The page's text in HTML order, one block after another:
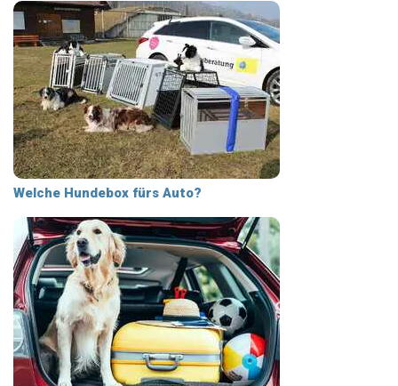
Welche Hundebox fürs Auto?